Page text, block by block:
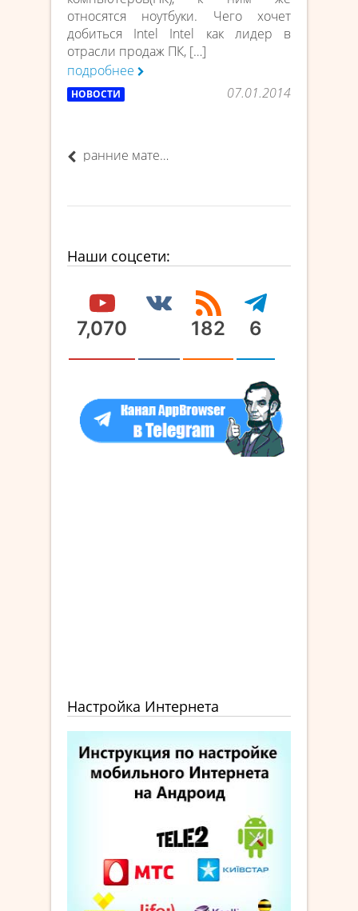
относятся ноутбуки. Чего хочет
добиться Intel Intel как лидер в
отрасли продаж ПК, […]
подробнее
НОВОСТИ 07.01.2014
ранние материалы
Наши соцсети:
7,070 182 6
Настройка Интернета